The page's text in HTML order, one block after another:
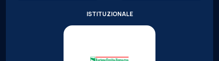
ISTITUZIONALE